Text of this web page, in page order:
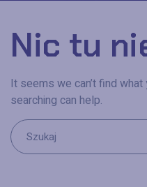
Nic tu
It seems we can’t find
searching can help.